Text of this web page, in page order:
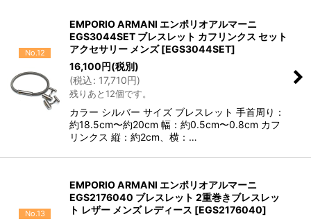
No.12
EMPORIO ARMANI エンポリオアルマーニ
EGS3044SET ブレスレット カフリンクス セット
アクセサリー メンズ [EGS3044SET]
16,100 円(税別)
(税込: 17,710円)
残りあと12個です。
カラー シルバー サイズ ブレスレット 手首周り：
約18.5cm〜約20cm 幅：約0.5cm〜0.8cm カフ
リンクス 縦：約2cm、横：…
No.13
EMPORIO ARMANI エンポリオアルマーニ
EGS2176040 ブレスレット 2重巻きブレスレッ
ト レザー メンズ レディース [EGS2176040]